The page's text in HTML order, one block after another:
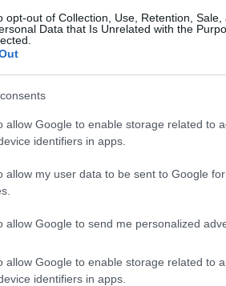
opt-out of Collection, Use, Retention, Sale,
Data that Is Unrelated with the
allow Google to enable storage related to
identifiers in apps.
allow my user data to be sent to Google
allow Google to send me personalized
allow Google to enable storage related to
identifiers in apps.